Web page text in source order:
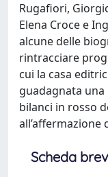
Rugafiori,
Elena Croce e
alcune delle
rintracciare
cui la casa
guadagnata
bilanci in rosso
Scheda